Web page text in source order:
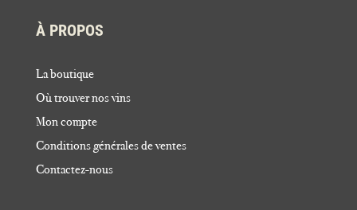
À PROPOS
La boutique
Où trouver nos vins
Mon compte
Conditions générales de ventes
Contactez-nous